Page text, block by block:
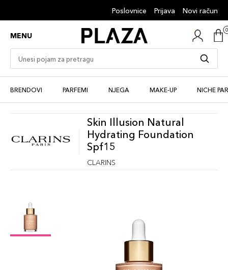
Poslovnice Prijava Novi račun
MENU
BRENDOVI PARFEMI NJEGA MAKE-UP NICHE
Skin Illusion Natural
Hydrating Foundation
Spf15
CLARINS